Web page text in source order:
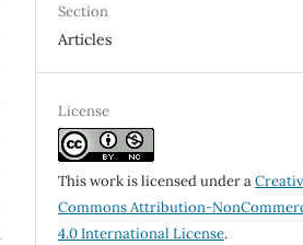
Section
Articles
License
This work is licensed under a
Commons Attribution-
4.0 International License.